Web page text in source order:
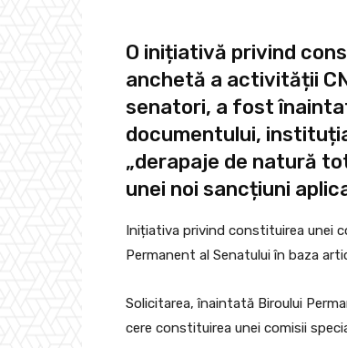
O inițiativă privind
anchetă a activității
senatori, a fost
documentului,
„derapaje de natură
unei noi sancțiuni
Inițiativa privind constituirea unei
Permanent al Senatului în baza
Solicitarea, înaintată Biroului
cere constituirea unei comisii